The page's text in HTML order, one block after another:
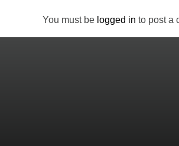
You must be logged in to post a